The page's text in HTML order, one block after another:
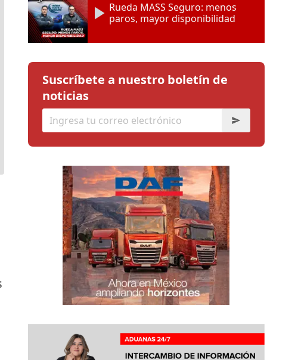
Rueda MASS Seguro: menos
paros, mayor disponibilidad
Suscríbete a nuestro boletín de
noticias